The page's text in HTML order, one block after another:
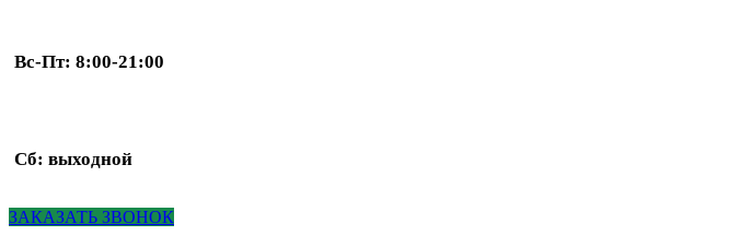
Вс-Пт: 8:00-21:00
Сб: выходной
ЗАКАЗАТЬ ЗВОНОК